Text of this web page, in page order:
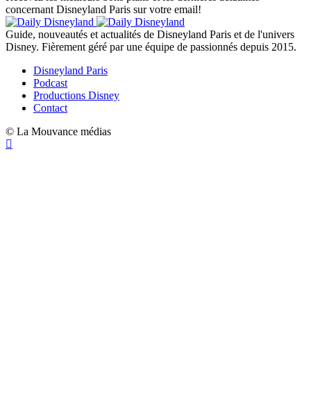
concernant Disneyland Paris sur votre email!
Guide, nouveautés et actualités de Disneyland Paris et de l'univers
Disney. Fièrement géré par une équipe de passionnés depuis 2015.
Disneyland Paris
Podcast
Productions Disney
Contact
© La Mouvance médias